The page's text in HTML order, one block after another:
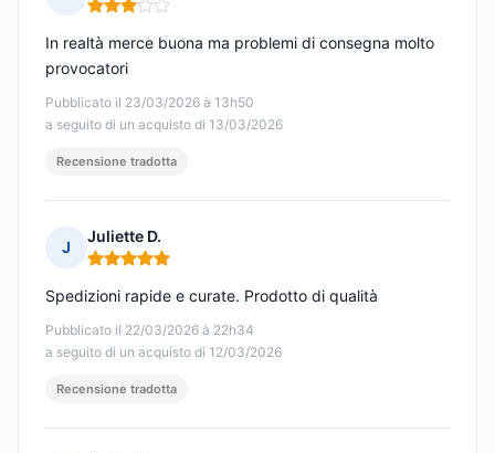
Nota: 3 su 5
Pubblicato il 23/03/2026 à 13h50
a seguito di un acquisto di 13/03/2026
In realtà merce buona ma problemi di consegna molto
provocatori
Recensione tradotta
J
Juliette D.
Nota: 5 su 5
Pubblicato il 22/03/2026 à 22h34
a seguito di un acquisto di 12/03/2026
Spedizioni rapide e curate. Prodotto di qualità
Recensione tradotta